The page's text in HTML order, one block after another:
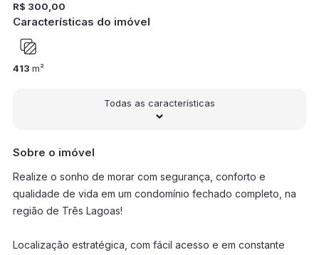
R$ 300,00
Características do imóvel
413 m²
Todas as características
Sobre o imóvel
Realize o sonho de morar com segurança, conforto e
qualidade de vida em um condomínio fechado completo, na
região de Três Lagoas!
Localização estratégica, com fácil acesso e em constante